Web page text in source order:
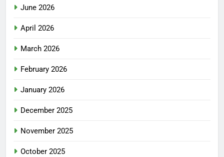
June 2026
April 2026
March 2026
February 2026
January 2026
December 2025
November 2025
October 2025